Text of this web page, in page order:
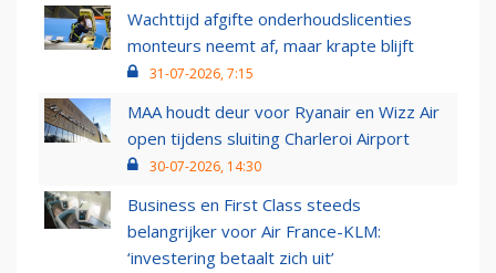
Wachttijd afgifte onderhoudslicenties
monteurs neemt af, maar krapte blijft
31-07-2026, 7:15
MAA houdt deur voor Ryanair en Wizz Air
open tijdens sluiting Charleroi Airport
30-07-2026, 14:30
Business en First Class steeds
belangrijker voor Air France-KLM:
‘investering betaalt zich uit’